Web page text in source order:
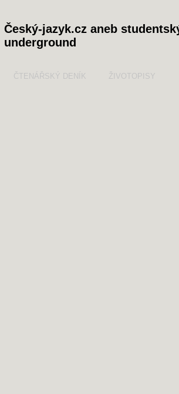
Český-jazyk.cz aneb
underground
ČTENÁŘSKÝ DENÍK ŽIVOTOPISY